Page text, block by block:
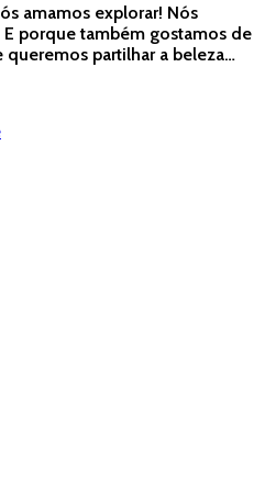
amamos explorar! Nós
E porque também gostamos de
partilhar a beleza…